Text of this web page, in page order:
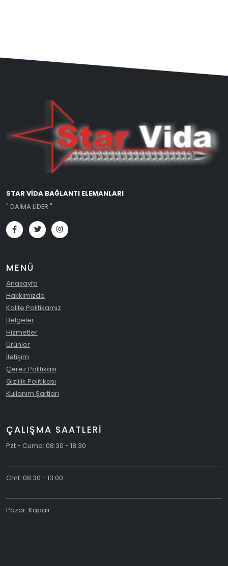
STAR VİDA BAĞLANTI ELEMANLARI
" DAİMA LİDER "
MENÜ
Anasayfa
Hakkımızda
Kalite Politikamız
Belgeler
Hizmetler
Ürünler
İletişim
Çerez Politikası
Gizlilik Politikası
Kullanım Şartları
ÇALIŞMA SAATLERİ
Pzt - Cuma: 08:30 - 18:30
Cmt: 08:30 - 13:00
Pazar: Kapalı